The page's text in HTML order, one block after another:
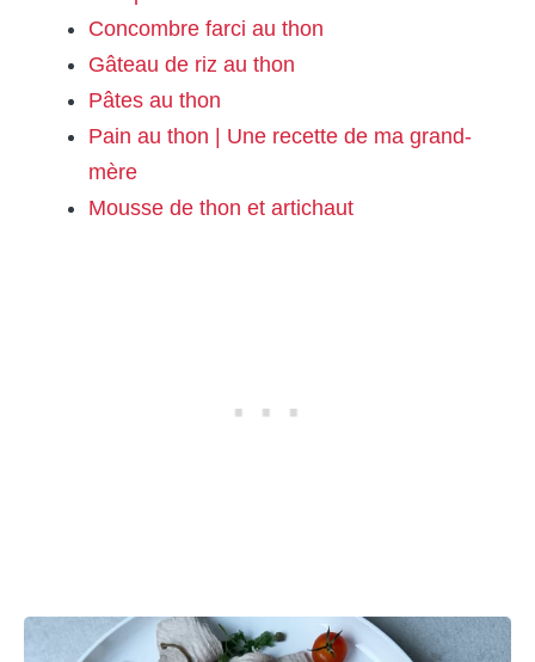
Concombre farci au thon
Gâteau de riz au thon
Pâtes au thon
Pain au thon | Une recette de ma grand-
mère
Mousse de thon et artichaut